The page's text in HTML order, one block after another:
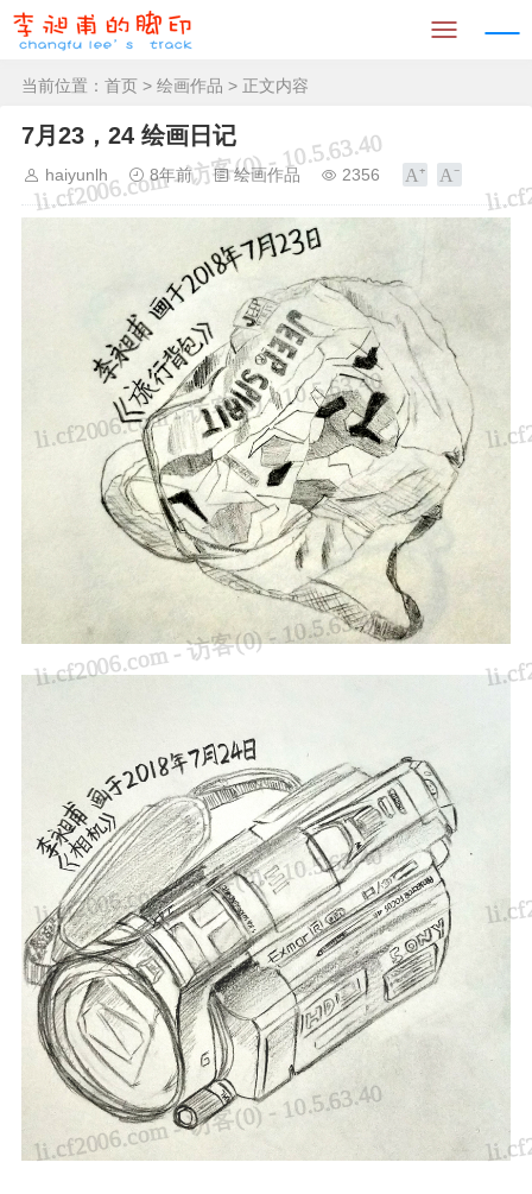
当前位置： 首页 > 绘画作品 > 正文内容
7月23，24 绘画日记
haiyunlh 8年前 绘画作品 2356